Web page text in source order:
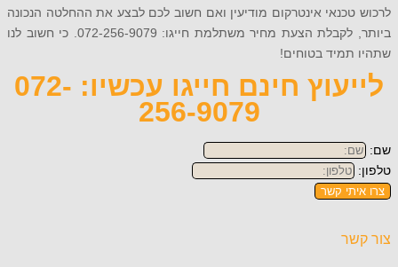
אינטרקום מודיעין ואם חשוב לכם לבצע את ההחלטה הנכונה
ביותר, לקבלת הצעת מחיר משתלמת חייגו: 072-256-9079. כי חשוב לנו
בטוחים!
לייעוץ חינם חייגו עכשיו: 072-
256-9079
קשר